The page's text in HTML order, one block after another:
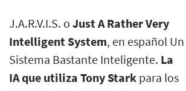
J.A.R.V.I.S. o Just A Rather Very
Intelligent System, en español Un
Sistema Bastante Inteligente. La
IA que utiliza Tony Stark para los